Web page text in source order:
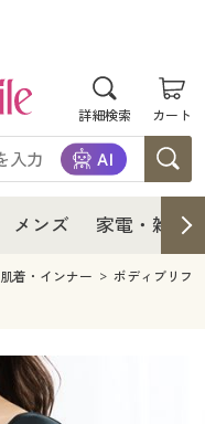
詳細検索 カート
メンズ 家電・雑貨
肌着・インナー ボディブリフ